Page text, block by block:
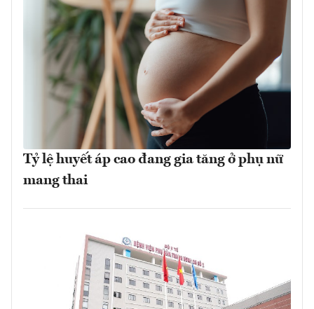
Tỷ lệ huyết áp cao đang gia tăng ở phụ nữ
mang thai